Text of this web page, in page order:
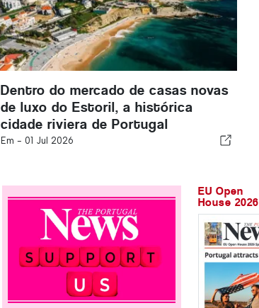
Dentro do mercado de casas novas
de luxo do Estoril, a histórica
cidade riviera de Portugal
Em - 01 Jul 2026
EU Open
House 2026